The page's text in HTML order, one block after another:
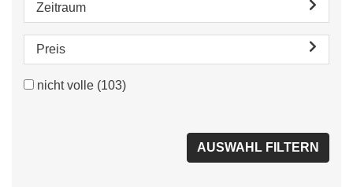
Zeitraum
Preis
nicht volle (103)